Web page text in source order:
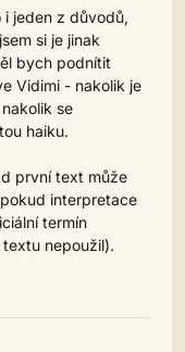
i jeden z důvodů,
si je jinak
bych podnítit
Vidimi - nakolik je
se
haiku.
první text může
interpretace
termín
nepoužil).